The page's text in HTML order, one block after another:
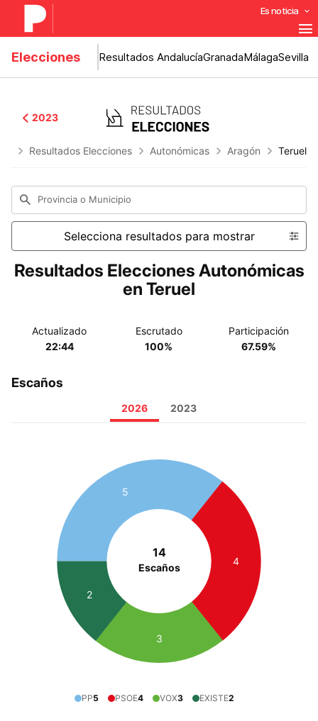
Es noticia
Elecciones Resultados AndalucíaGranadaMálagaSevilla
2023
Resultados Elecciones Autonómicas Aragón Teruel
Provincia o Municipio
Selecciona resultados para mostrar
Resultados Elecciones Autonómicas
en Teruel
Actualizado
22:44
Escrutado
100%
Participación
67.59%
Escaños
2026 2023
14
Escaños
5
4
3
2
PP5 PSOE4 VOX3 EXISTE2